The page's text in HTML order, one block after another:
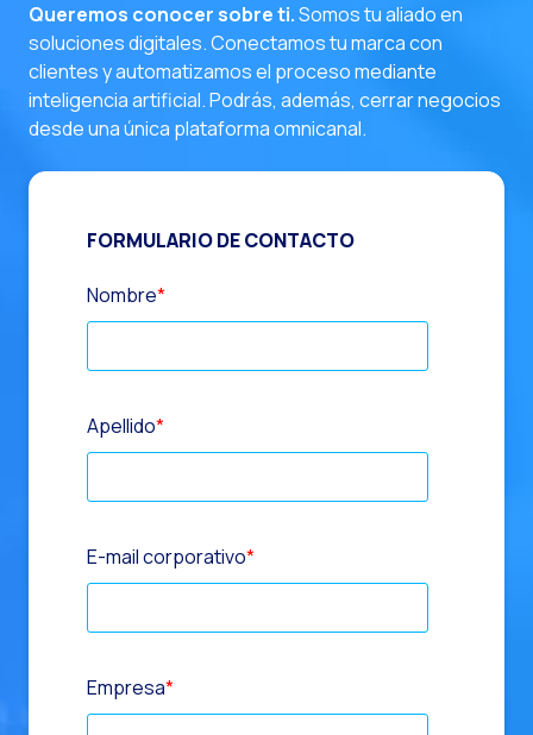
Queremos conocer sobre ti.Somos tu aliado en
soluciones digitales. Conectamos tu marca con
clientes y automatizamos el proceso mediante
inteligencia artificial. Podrás, además, cerrar negocios
desde una única plataforma omnicanal.
FORMULARIO DE CONTACTO
Nombre*
Apellido*
E-mail corporativo*
Empresa*